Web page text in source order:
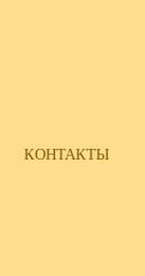
КОНТАКТЫ